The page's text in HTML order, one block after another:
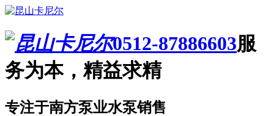
0512-87886603服
务为本，精益求精
专注于南方泵业水泵销售